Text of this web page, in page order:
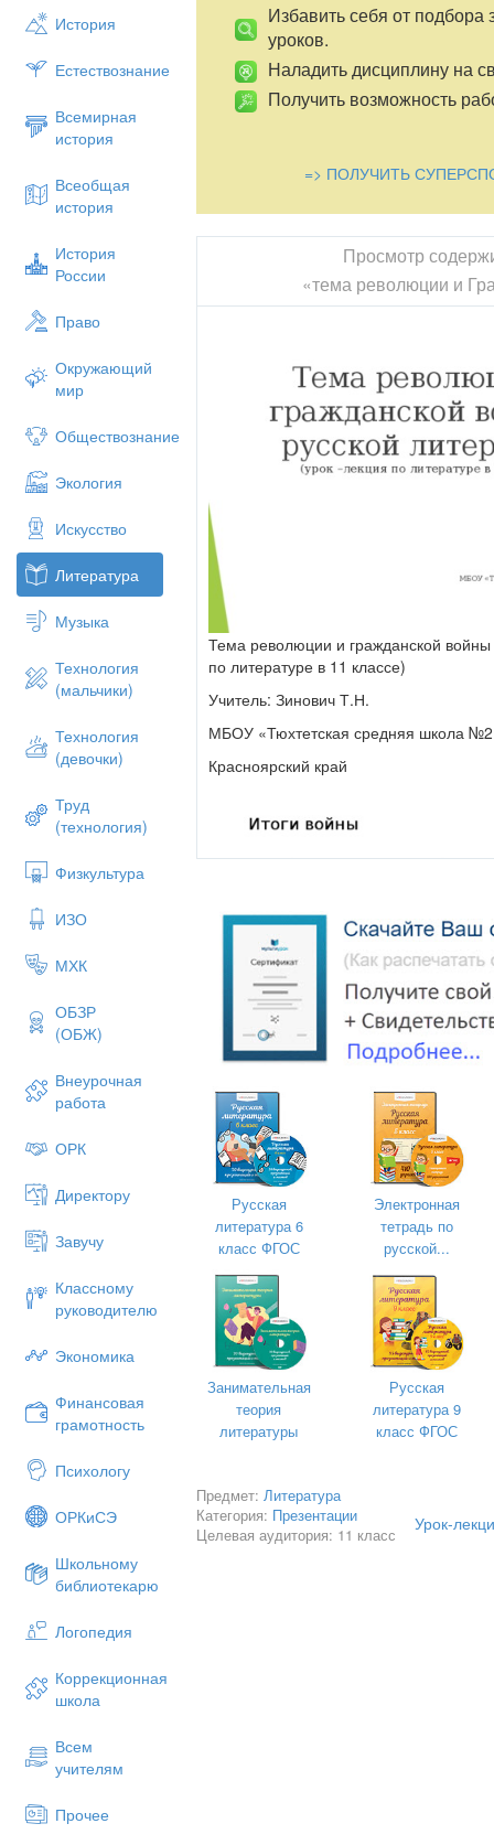
История
Естествознание
Всемирная
история
Всеобщая
история
История
России
Право
Окружающий
мир
Обществознание
Экология
Искусство
Литература
Музыка
Технология
(мальчики)
Технология
(девочки)
Труд
(технология)
Физкультура
ИЗО
МХК
ОБЗР
(ОБЖ)
Внеурочная
работа
ОРК
Директору
Завучу
Классному
руководителю
Экономика
Финансовая
грамотность
Психологу
ОРКиСЭ
Школьному
библиотекарю
Логопедия
Коррекционная
школа
Всем
учителям
Прочее
Избавить себя от подбора
уроков.
Наладить дисциплину на
Получить возможность
=> ПОЛУЧИТЬ
Просмотр
«тема революции и
Тема революции и гражданской войны
по литературе в 11 классе)
Учитель: Зинович Т.Н.
МБОУ «Тюхтетская средняя школа
Красноярский край
Итоги войны
Ущерб народному хозяйству -
народному хозяйству -50 млрд.
промышленного производства
производства в 7 раз;
производства- 38%; Сокращение
производства- 38%; В боях, от
террора погибло 8 млн.
и красного террора погибло 8
финансово- промышленная,
вынуждена эмигрировать;
Деформация общественного
Русская
литература 6
класс ФГОС
Электронная
тетрадь по
русской...
Занимательная
теория
литературы
Русская
литература 9
класс ФГОС
Предмет:Литература
Категория: Презентации
Целевая аудитория: 11 класс
Урок-